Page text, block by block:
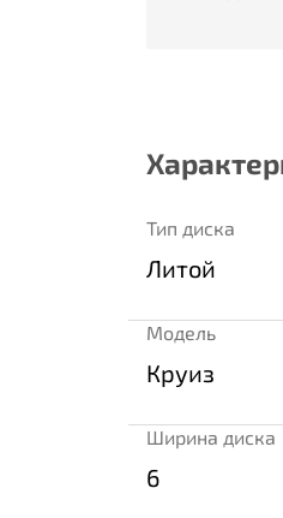
Тип диска
Литой
Модель
Круиз
Ширина диска
6